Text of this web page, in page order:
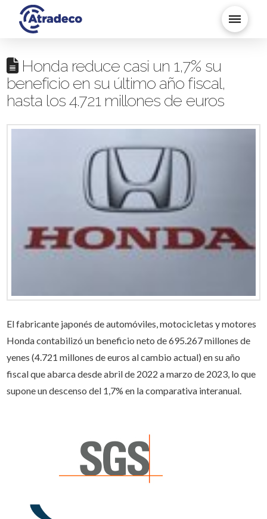
Honda reduce casi un 1,7% su
beneficio en su último año fiscal,
hasta los 4.721 millones de euros
El fabricante japonés de automóviles, motocicletas y motores
Honda contabilizó un beneficio neto de 695.267 millones de
yenes (4.721 millones de euros al cambio actual) en su año
fiscal que abarca desde abril de 2022 a marzo de 2023, lo que
supone un descenso del 1,7% en la comparativa interanual.